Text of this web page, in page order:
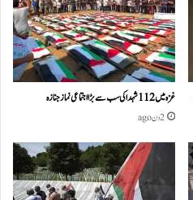
غزہ میں 112 شہدا کی سب سے بڑا اجتماعی نماز جنازہ
2 دن ago